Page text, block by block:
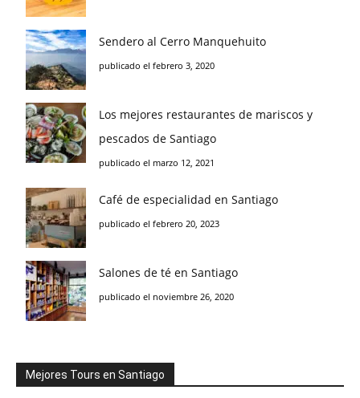
Sendero al Cerro Manquehuito
publicado el febrero 3, 2020
Los mejores restaurantes de mariscos y
pescados de Santiago
publicado el marzo 12, 2021
Café de especialidad en Santiago
publicado el febrero 20, 2023
Salones de té en Santiago
publicado el noviembre 26, 2020
Mejores Tours en Santiago